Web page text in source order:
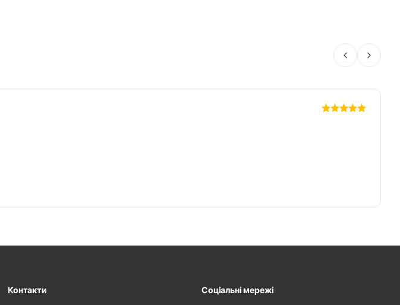
Контакти Соціальні мережі